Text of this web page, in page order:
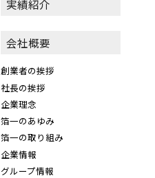
実績紹介
会社概要
創業者の挨拶
社長の挨拶
企業理念
箔一のあゆみ
箔一の取り組み
企業情報
グループ情報